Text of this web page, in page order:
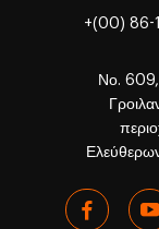
+(00) 86-
Νο.